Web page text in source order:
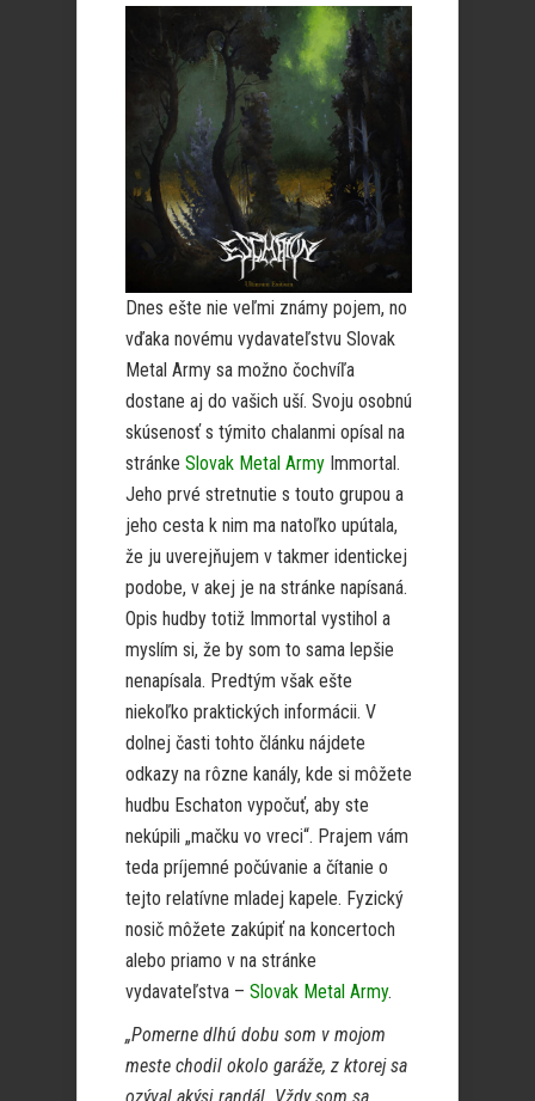
Dnes ešte nie veľmi známy pojem, no
vďaka novému vydavateľstvu Slovak
Metal Army sa možno čochvíľa
dostane aj do vašich uší. Svoju osobnú
skúsenosť s týmito chalanmi opísal na
stránke Slovak Metal Army Immortal.
Jeho prvé stretnutie s touto grupou a
jeho cesta k nim ma natoľko upútala,
že ju uverejňujem v takmer identickej
podobe, v akej je na stránke napísaná.
Opis hudby totiž Immortal vystihol a
myslím si, že by som to sama lepšie
nenapísala. Predtým však ešte
niekoľko praktických informácii. V
dolnej časti tohto článku nájdete
odkazy na rôzne kanály, kde si môžete
hudbu Eschaton vypočuť, aby ste
nekúpili „mačku vo vreci“. Prajem vám
teda príjemné počúvanie a čítanie o
tejto relatívne mladej kapele. Fyzický
nosič môžete zakúpiť na koncertoch
alebo priamo v na stránke
vydavateľstva – Slovak Metal Army.
„Pomerne dlhú dobu som v mojom
meste chodil okolo garáže, z ktorej sa